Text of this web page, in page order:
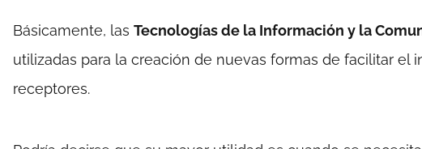
Básicamente, las Tecnologías de la Información y la
utilizadas para la creación de nuevas formas de facilitar
receptores.